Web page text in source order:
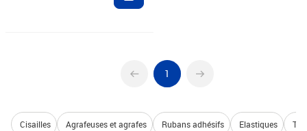
1
Cisailles Agrafeuses et agrafes Rubans adhésifs Elastiques